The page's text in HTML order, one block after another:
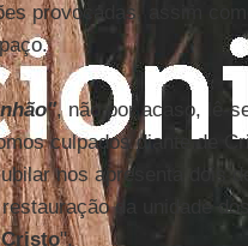
provocadas, assim
, não por acaso, lê-
culpados diante de
nos apresenta dois
da unidade
".